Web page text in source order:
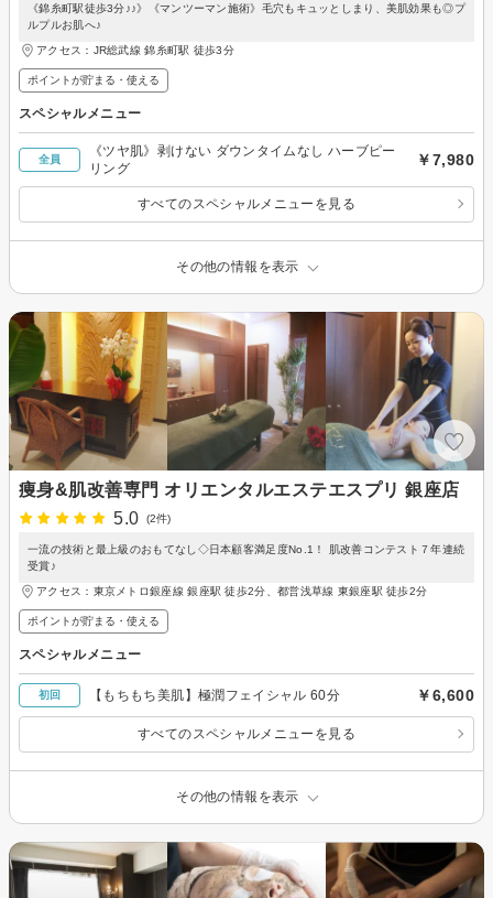
《錦糸町駅徒歩3分♪♪》《マンツーマン施術》毛穴もキュッとしまり、美肌効果も◎プ
ルプルお肌へ♪
アクセス：JR総武線 錦糸町駅 徒歩3分
ポイントが貯まる・使える
スペシャルメニュー
全員
《ツヤ肌》剥けない ダウンタイムなし ハーブピー
リング
￥7,980
すべてのスペシャルメニューを見る
その他の情報を表示
痩身&肌改善専門 オリエンタルエステエスプリ 銀座店
5.0
(2件)
一流の技術と最上級のおもてなし◇日本顧客満足度No.1！ 肌改善コンテスト７年連続
受賞♪
アクセス：東京メトロ銀座線 銀座駅 徒歩2分、都営浅草線 東銀座駅 徒歩2分
ポイントが貯まる・使える
スペシャルメニュー
初回 【もちもち美肌】極潤フェイシャル 60分 ￥6,600
すべてのスペシャルメニューを見る
その他の情報を表示